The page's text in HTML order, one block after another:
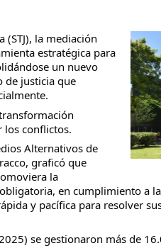
la mediación
estratégica para
un nuevo
de justicia que
los conflictos.
Alternativos de
graficó que
la
en cumplimiento a
y pacífica para resolver
se gestionaron más de